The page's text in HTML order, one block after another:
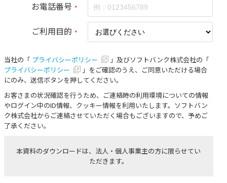
お電話番号 *
ご利用目的 *
当社の「 プライバシーポリシー
」及びソフトバンク株式会社の「
プライバシーポリシー
」をご確認のうえ、ご同意いただける場合
にのみ、送信ボタンを押してください。
お客さまの状況確認を行うため、ご連絡時の利用環境についての情報
やログイン中のID情報、クッキー情報を利用いたします。ソフトバン
ク株式会社からご連絡させていただく場合もございますので、予めご
了承ください。
本資料のダウンロードは、法人・個人事業主の方に限らせてい
ただきます。